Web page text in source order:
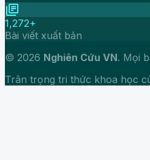
library_books
1,272+
Bài viết xuất bản
© 2026 Nghiên Cứu VN. Mọi
Trân trọng tri thức khoa học